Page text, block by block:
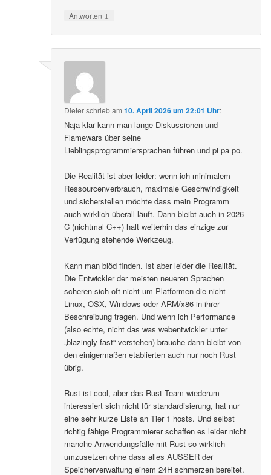
Antworten ↓
Dieterschriebam10. April 2026 um 22:01 Uhr:
Naja klar kann man lange Diskussionen und
Flamewars über seine
Lieblingsprogrammiersprachen führen und pi pa po.
Die Realität ist aber leider: wenn ich minimalem
Ressourcenverbrauch, maximale Geschwindigkeit
und sicherstellen möchte dass mein Programm
auch wirklich überall läuft. Dann bleibt auch in 2026
C (nichtmal C++) halt weiterhin das einzige zur
Verfügung stehende Werkzeug.
Kann man blöd finden. Ist aber leider die Realität.
Die Entwickler der meisten neueren Sprachen
scheren sich oft nicht um Platformen die nicht
Linux, OSX, Windows oder ARM/x86 in ihrer
Beschreibung tragen. Und wenn ich Performance
(also echte, nicht das was webentwickler unter
„blazingly fast“ verstehen) brauche dann bleibt von
den einigermaßen etablierten auch nur noch Rust
übrig.
Rust ist cool, aber das Rust Team wiederum
interessiert sich nicht für standardisierung, hat nur
eine sehr kurze Liste an Tier 1 hosts. Und selbst
richtig fähige Programmierer schaffen es leider nicht
manche Anwendungsfälle mit Rust so wirklich
umzusetzen ohne dass alles AUSSER der
Speicherverwaltung einem 24H schmerzen bereitet.